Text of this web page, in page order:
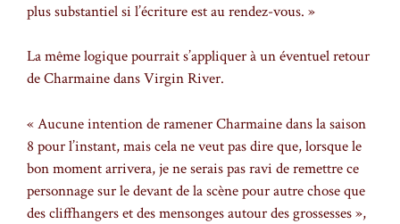
plus substantiel si l’écriture est au rendez-vous. »
La même logique pourrait s’appliquer à un éventuel retour
de Charmaine dans Virgin River.
« Aucune intention de ramener Charmaine dans la saison
8 pour l’instant, mais cela ne veut pas dire que, lorsque le
bon moment arrivera, je ne serais pas ravi de remettre ce
personnage sur le devant de la scène pour autre chose que
des cliffhangers et des mensonges autour des grossesses »,